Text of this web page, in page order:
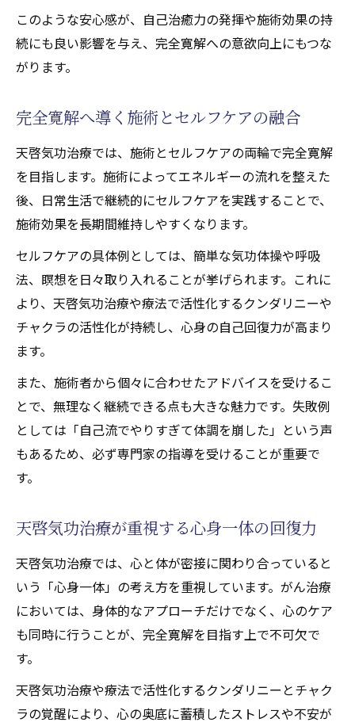
このような安心感が、自己治癒力の発揮や施術効果の持
続にも良い影響を与え、完全寛解への意欲向上にもつな
がります。
完全寛解へ導く施術とセルフケアの融合
天啓気功治療では、施術とセルフケアの両輪で完全寛解
を目指します。施術によってエネルギーの流れを整えた
後、日常生活で継続的にセルフケアを実践することで、
施術効果を長期間維持しやすくなります。
セルフケアの具体例としては、簡単な気功体操や呼吸
法、瞑想を日々取り入れることが挙げられます。これに
より、天啓気功治療や療法で活性化するクンダリニーや
チャクラの活性化が持続し、心身の自己回復力が高まり
ます。
また、施術者から個々に合わせたアドバイスを受けるこ
とで、無理なく継続できる点も大きな魅力です。失敗例
としては「自己流でやりすぎて体調を崩した」という声
もあるため、必ず専門家の指導を受けることが重要で
す。
天啓気功治療が重視する心身一体の回復力
天啓気功治療では、心と体が密接に関わり合っていると
いう「心身一体」の考え方を重視しています。がん治療
においては、身体的なアプローチだけでなく、心のケア
も同時に行うことが、完全寛解を目指す上で不可欠で
す。
天啓気功治療や療法で活性化するクンダリニーとチャク
ラの覚醒により、心の奥底に蓄積したストレスや不安が